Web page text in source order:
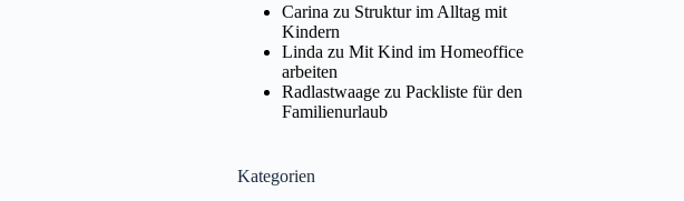
Carina zu Struktur im Alltag mit
Kindern
Linda zuMit Kind im Homeoffice
arbeiten
Radlastwaage zuPackliste für den
Familienurlaub
Kategorien